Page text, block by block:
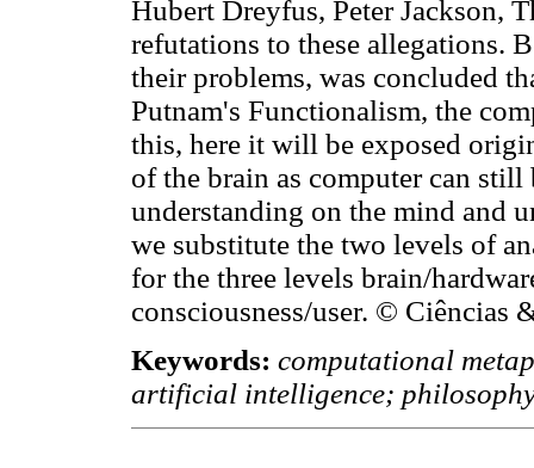
Hubert Dreyfus, Peter Jackson,
refutations to these allegations.
their problems, was concluded
Putnam's Functionalism, the
this, here it will be exposed
of the brain as computer can
understanding on the mind and
we substitute the two levels of
for the three levels brain/
consciousness/user. ©
Keywords: computational
artificial intelligence;